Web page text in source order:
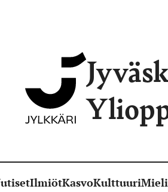
IlmiötKasvoKulttuuri